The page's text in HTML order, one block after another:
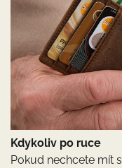
Kdykoliv po ruce
Pokud nechcete mít